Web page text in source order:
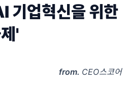
기업혁신을 위한
'
from. CEO스코어